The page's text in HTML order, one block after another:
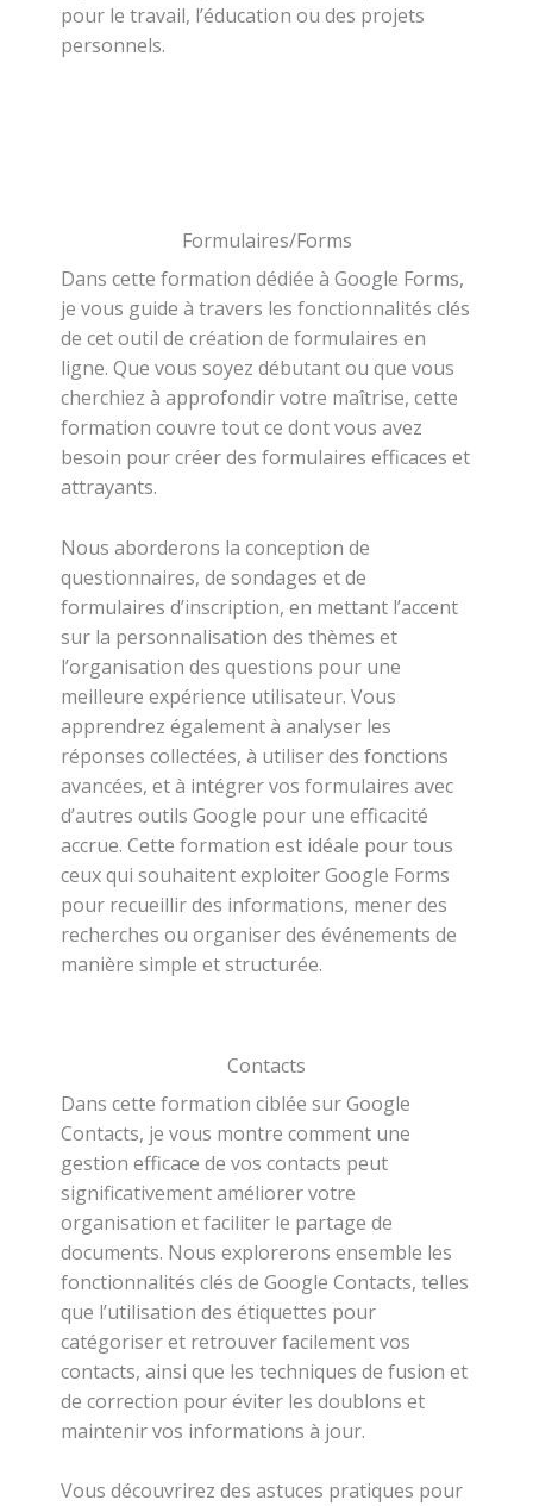
pour le travail, l’éducation ou des projets
personnels.
Formulaires/Forms
Dans cette formation dédiée à Google Forms,
je vous guide à travers les fonctionnalités clés
de cet outil de création de formulaires en
ligne. Que vous soyez débutant ou que vous
cherchiez à approfondir votre maîtrise, cette
formation couvre tout ce dont vous avez
besoin pour créer des formulaires efficaces et
attrayants.
Nous aborderons la conception de
questionnaires, de sondages et de
formulaires d’inscription, en mettant l’accent
sur la personnalisation des thèmes et
l’organisation des questions pour une
meilleure expérience utilisateur. Vous
apprendrez également à analyser les
réponses collectées, à utiliser des fonctions
avancées, et à intégrer vos formulaires avec
d’autres outils Google pour une efficacité
accrue. Cette formation est idéale pour tous
ceux qui souhaitent exploiter Google Forms
pour recueillir des informations, mener des
recherches ou organiser des événements de
manière simple et structurée.
Contacts
Dans cette formation ciblée sur Google
Contacts, je vous montre comment une
gestion efficace de vos contacts peut
significativement améliorer votre
organisation et faciliter le partage de
documents. Nous explorerons ensemble les
fonctionnalités clés de Google Contacts, telles
que l’utilisation des étiquettes pour
catégoriser et retrouver facilement vos
contacts, ainsi que les techniques de fusion et
de correction pour éviter les doublons et
maintenir vos informations à jour.
Vous découvrirez des astuces pratiques pour